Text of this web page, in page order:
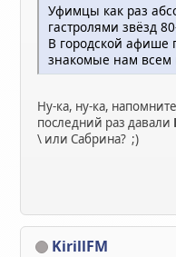
Уфимцы как раз
гастролями звёзд
В городской афише
знакомые нам всем
Ну-ка, ну-ка,
последний раз давали
\ или Сабрина? ;)
KirillFM